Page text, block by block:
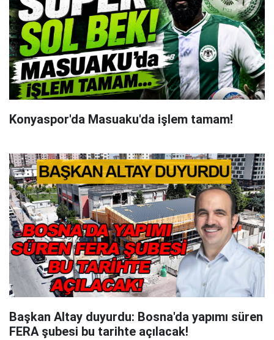
Konyaspor'da Masuaku'da işlem tamam!
Başkan Altay duyurdu: Bosna'da yapımı süren
FERA şubesi bu tarihte açılacak!